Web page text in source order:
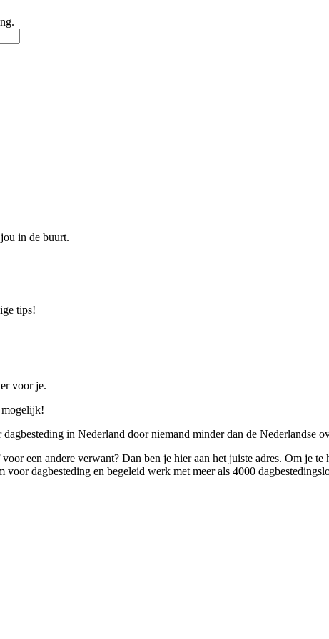
in de buurt.
tips!
voor je.
mogelijk!
in Nederland door niemand minder dan de Nederlandse
een andere verwant? Dan ben je hier aan het juiste adres. Om je
dagbesteding en begeleid werk met meer als 4000